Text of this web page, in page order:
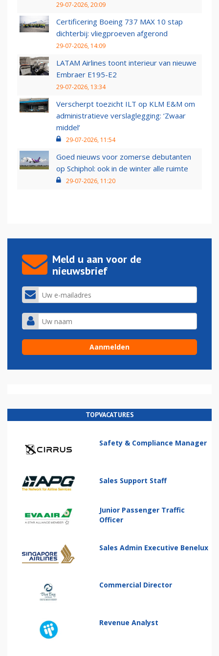
29-07-2026, 20:09
Certificering Boeing 737 MAX 10 stap
dichterbij: vliegproeven afgerond
29-07-2026, 14:09
LATAM Airlines toont interieur van nieuwe
Embraer E195-E2
29-07-2026, 13:34
Verscherpt toezicht ILT op KLM E&M om
administratieve verslaglegging: ‘Zwaar
middel’
29-07-2026, 11:54
Goed nieuws voor zomerse debutanten
op Schiphol: ook in de winter alle ruimte
29-07-2026, 11:20
Meld u aan voor de
nieuwsbrief
TOPVACATURES
Safety & Compliance Manager
Sales Support Staff
Junior Passenger Traffic
Officer
Sales Admin Executive Benelux
Commercial Director
Revenue Analyst